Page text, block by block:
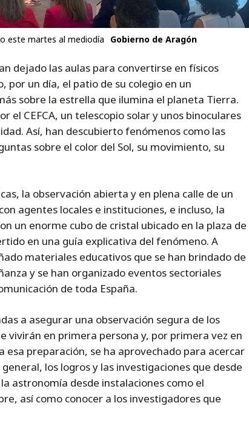
este martes al mediodía Gobierno de Aragón
dejado las aulas para convertirse en físicos
por un día, el patio de su colegio en un
sobre la estrella que ilumina el planeta Tierra.
el CEFCA, un telescopio solar y unos binoculares
Así, han descubierto fenómenos como las
sobre el color del Sol, su movimiento, su
la observación abierta y en plena calle de un
agentes locales e instituciones, e incluso, la
un enorme cubo de cristal ubicado en la plaza de
en una guía explicativa del fenómeno. A
materiales educativos que se han brindado de
y se han organizado eventos sectoriales
de toda España.
a asegurar una observación segura de los
vivirán en primera persona y, por primera vez en
esa preparación, se ha aprovechado para acercar
los logros y las investigaciones que desde
astronomía desde instalaciones como el
así como conocer a los investigadores que